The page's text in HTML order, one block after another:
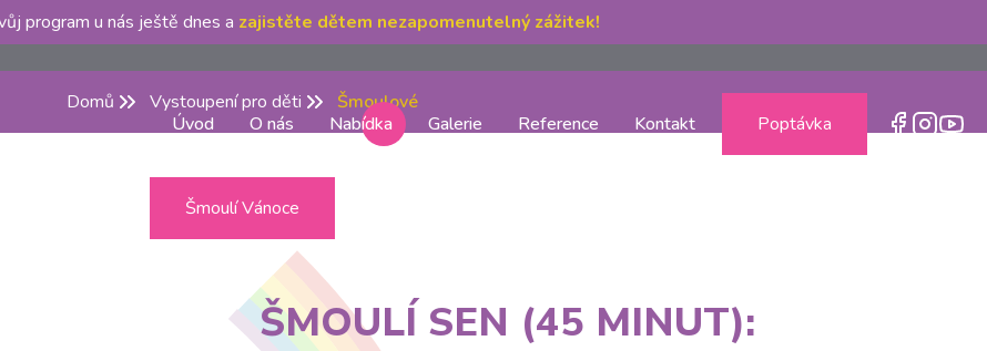
program u nás ještě dnes a zajistěte dětem nezapomenutelný zážitek!
Úvod O nás Nabídka Galerie Reference Kontakt Poptávka
Domů Vystoupení pro děti Šmoulové
Šmoulí Vánoce
ŠMOULÍ SEN (45 MINUT):